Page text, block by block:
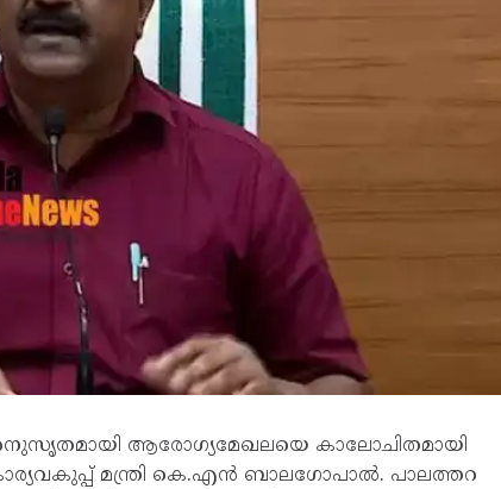
ആരോഗ്യമേഖലയെ കാലോചിതമായി
മന്ത്രി കെ.എൻ ബാലഗോപാൽ. പാലത്തറ